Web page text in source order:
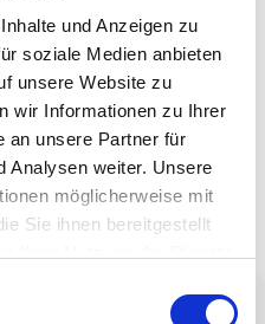
und Anzeigen zu
soziale Medien anbieten
unsere Website zu
wir Informationen zu Ihrer
an unsere Partner für
Analysen weiter. Unsere
möglicherweise mit
Sie ihnen bereitgestellt